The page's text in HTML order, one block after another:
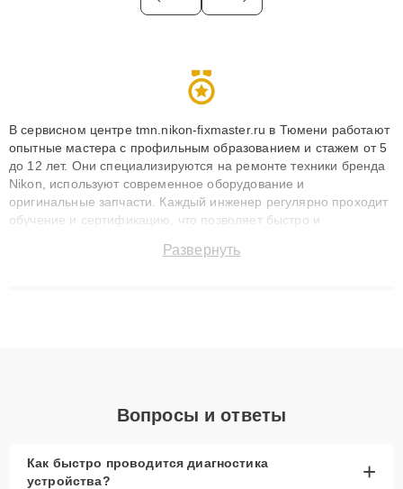
В сервисном центре tmn.nikon-fixmaster.ru в Тюмени работают
опытные мастера с профильным образованием и стажем от 5
до 12 лет. Они специализируются на ремонте техники бренда
Nikon, используют современное оборудование и
оригинальные запчасти. Каждый инженер регулярно проходит
обучение и сертификацию, что позволяет быстро и
сохранением гарантии до 3 лет. Наши мастера решают
Развернуть
Вопросы и ответы
Как быстро проводится диагностика
устройства?
+